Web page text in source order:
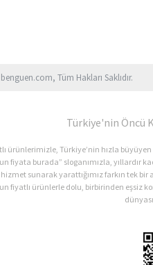
Tüm Hakları Saklıdır.
Türkiye'nin Öncü
ürünlerimizle, Türkiye’nin hızla
fiyata burada” sloganımızla, yıllardır
sunarak yarattığımız farkın tek
fiyatlı ürünlerle dolu, birbirinden eşsiz